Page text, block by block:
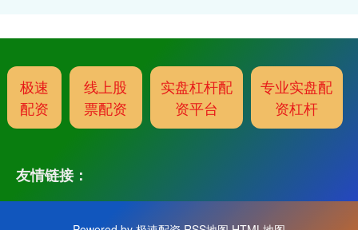
极速
配资
线上股
票配资
实盘杠杆配
资平台
专业实盘配
资杠杆
友情链接：